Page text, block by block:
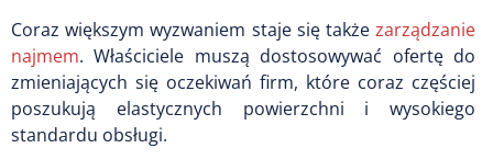
Coraz większym wyzwaniem staje się także zarządzanie
najmem. Właściciele muszą dostosowywać ofertę do
zmieniających się oczekiwań firm, które coraz częściej
poszukują elastycznych powierzchni i wysokiego
standardu obsługi.